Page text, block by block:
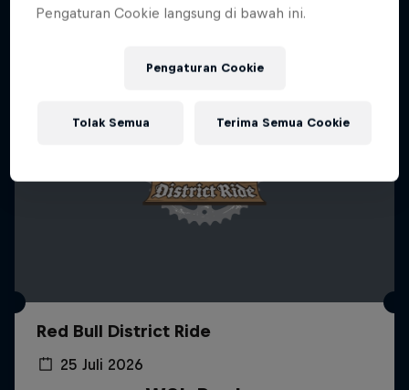
Red Bull District Ride
25 Juli 2026
Pengaturan Cookie langsung di bawah ini.
Pengaturan Cookie
Tolak Semua Terima Semua Cookie